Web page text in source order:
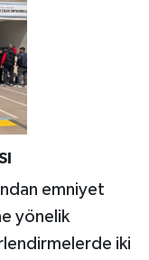
emniyet
yönelik
iki